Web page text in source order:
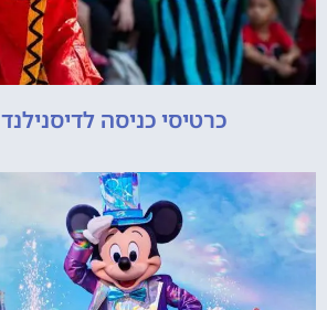
כרטיסי כניסה לדיסנילנד 3 ימים